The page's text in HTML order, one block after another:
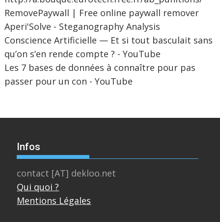
RemovePaywall | Free online paywall remover
Aperi'Solve - Steganography Analysis
Conscience Artificielle — Et si tout basculait sans
qu’on s’en rende compte ? - YouTube
Les 7 bases de données à connaître pour pas
passer pour un con - YouTube
Infos
contact [AT] dekloo.net
Qui quoi ?
Mentions Légales